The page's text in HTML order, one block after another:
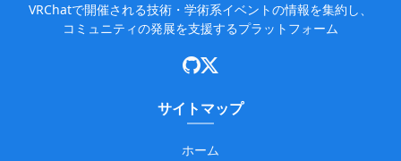
VRChatで開催される技術・学術系イベントの情報を集約し、
コミュニティの発展を支援するプラットフォーム
サイトマップ
ホーム